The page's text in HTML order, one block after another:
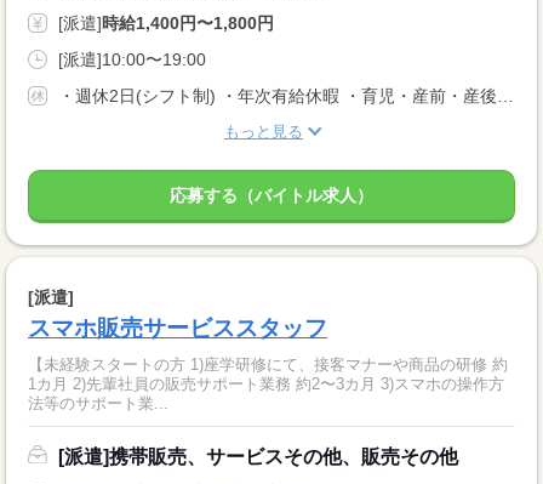
[派遣]時給1,400円〜1,800円
[派遣]10:00〜19:00
・週休2日(シフト制) ・年次有給休暇 ・育児・産前・産後休暇 ・弔事休暇 ・結婚休暇 ・出産休暇 ・交通遮断休暇 ・感染症休暇 ・罹災休暇 ・私傷病休暇 ・その他社内規定による休暇多数有
もっと見る
応募する（バイトル求人）
[派遣]
スマホ販売サービススタッフ
【未経験スタートの方 1)座学研修にて、接客マナーや商品の研修 約
1カ月 2)先輩社員の販売サポート業務 約2〜3カ月 3)スマホの操作方
法等のサポート業...
[派遣]携帯販売、サービスその他、販売その他